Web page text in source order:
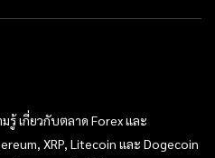
รู้ เกี่ยวกับตลาด Forex และ
XRP, Litecoin และ Dogecoin